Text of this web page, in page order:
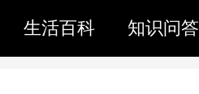
生活百科 知识问答